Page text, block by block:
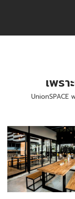
เพร
UnionSPACE